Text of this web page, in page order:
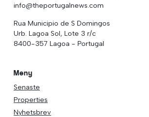
info@theportugalnews.com
Rua Municipio de S Domingos
Urb. Lagoa Sol, Lote 3 r/c
8400-357 Lagoa - Portugal
Meny
Senaste
Properties
Nyhetsbrev